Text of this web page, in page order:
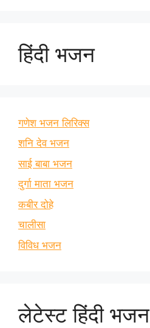
हिंदी भजन
गणेश भजन लिरिक्स
शनि देव भजन
साई बाबा भजन
दुर्गा माता भजन
कबीर दोहे
चालीसा
विविध भजन
लेटेस्ट हिंदी भजन